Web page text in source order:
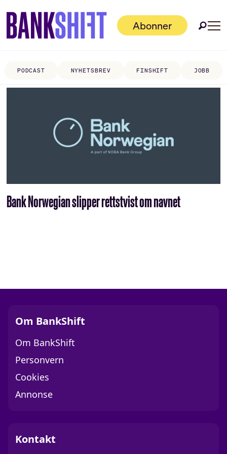
Abonner
PODCAST NYHETSBREV FINSHIFT JOBB
Tag:
navnestrid
Bank Norwegian slipper rettstvist om navnet
Om BankShift
Om BankShift
Personvern
Cookies
Annonse
Kontakt